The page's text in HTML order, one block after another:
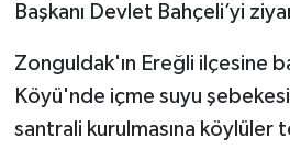
Başkanı Devlet Bahçeli’yi
Zonguldak'ın Ereğli ilçesine
Köyü'nde içme suyu
santrali kurulmasına köylüler